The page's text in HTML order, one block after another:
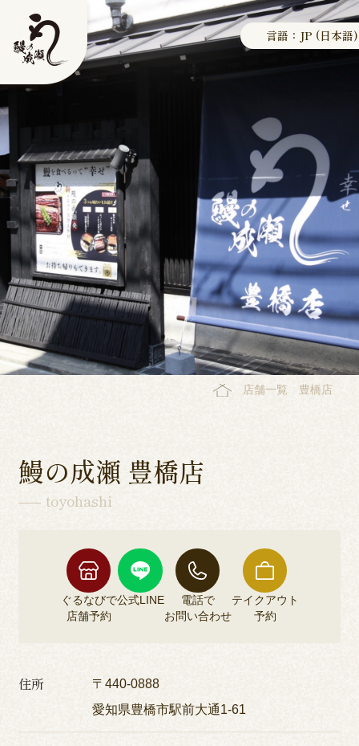
言語：JP (日本語)
店舗一覧 豊橋店
鰻の成瀬 豊橋店
toyohashi
ぐるなびで
店舗予約
公式LINE
電話で
お問い合わせ
テイクアウト
予約
住所
〒440-0888
愛知県豊橋市駅前大通1-61